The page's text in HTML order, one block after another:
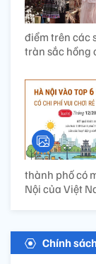
điểm trên các
tràn sắc hồng
thành phố có
Nội của Việt
Chính